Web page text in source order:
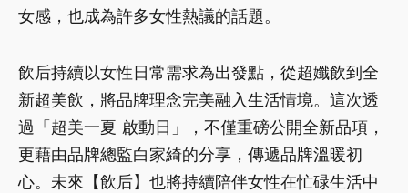
女感，也成為許多女性熱議的話題。
飲后持續以女性日常需求為出發點，從超孅飲到全
新超美飲，將品牌理念完美融入生活情境。這次透
過「超美一夏 啟動日」，不僅重磅公開全新品項，
更藉由品牌總監白家綺的分享，傳遞品牌溫暖初
心。未來【飲后】也將持續陪伴女性在忙碌生活中